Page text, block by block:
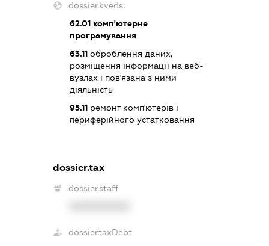
dossier.kveds:
62.01комп'ютерне
програмування
63.11оброблення даних,
розміщення інформації на веб-
вузлах і пов'язана з ними
діяльність
95.11ремонт комп'ютерів і
периферійного устатковання
dossier.tax
dossier.staff
dossier.taxDebt